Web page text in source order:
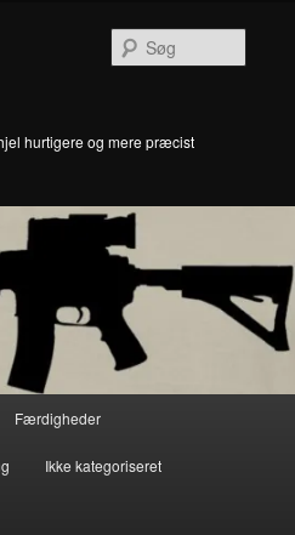
hurtigere og mere præcist
Færdigheder
Ikke kategoriseret